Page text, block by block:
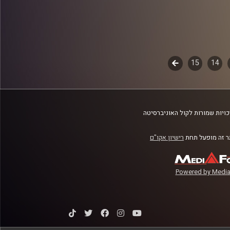
14
15
לשלב
שמורות לקול האוניברסיטה
זה מופעל תחת רישיון אקו"ם
Powered by